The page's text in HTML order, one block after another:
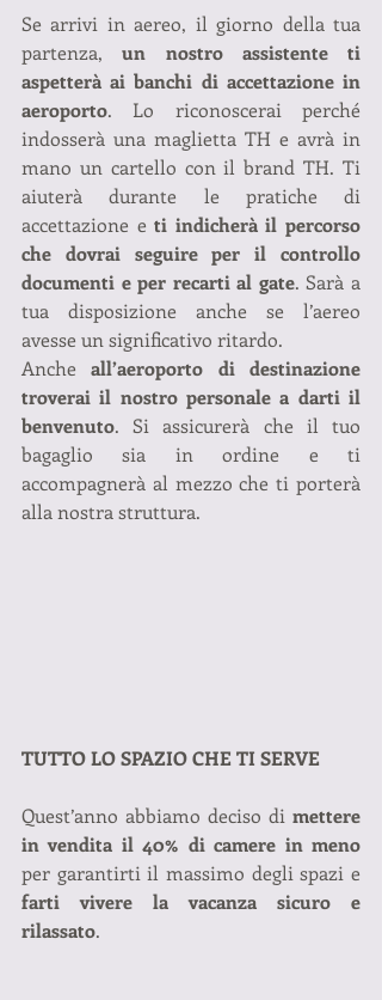
Se arrivi in aereo, il giorno della tua
partenza, un nostro assistente ti
aspetterà ai banchi di accettazione in
aeroporto. Lo riconoscerai perché
indosserà una maglietta TH e avrà in
mano un cartello con il brand TH. Ti
aiuterà durante le pratiche di
accettazione e ti indicherà il percorso
che dovrai seguire per il controllo
documenti e per recarti al gate. Sarà a
tua disposizione anche se l’aereo
avesse un significativo ritardo.
Anche all’aeroporto di destinazione
troverai il nostro personale a darti il
benvenuto. Si assicurerà che il tuo
bagaglio sia in ordine e ti
accompagnerà al mezzo che ti porterà
alla nostra struttura.
TUTTO LO SPAZIO CHE TI SERVE
Quest’anno abbiamo deciso di mettere
in vendita il 40% di camere in meno
farti vivere la vacanza sicuro e
rilassato.